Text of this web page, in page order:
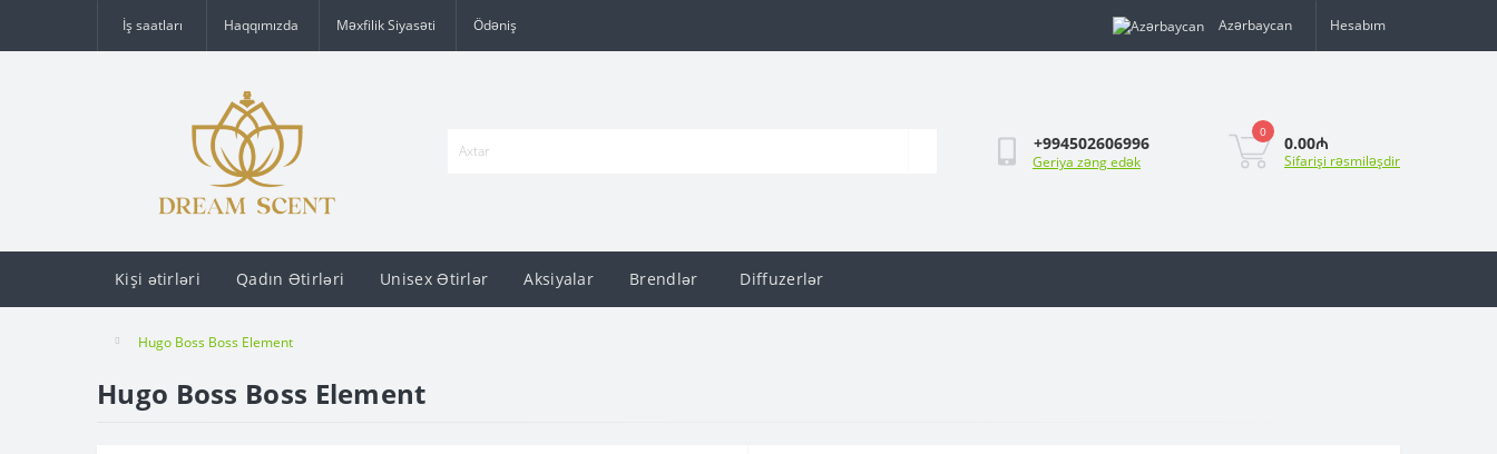
İş saatları Haqqımızda Məxfilik Siyasəti Ödəniş Azərbaycan Hesabım
+994502606996
Geriya zəng edək
0
0.00₼
Sifarişi rəsmiləşdir
Kişi ətirləri Qadın Ətirləri Unisex Ətirlər Aksiyalar Brendlər Diffuzerlər
Hugo Boss Boss Element
Hugo Boss Boss Element